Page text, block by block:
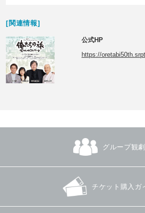
[関連情報]
公式HP
https://
グループ観劇
チケット購入ガ